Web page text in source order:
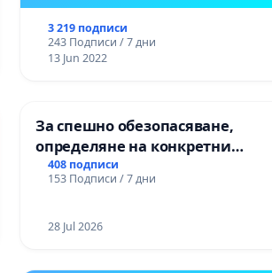
3 219 подписи
243 Подписи / 7 дни
13 Jun 2022
За спешно обезопасяване,
определяне на конкретни
срокове и извършване на
цялостна рехабилитация на
пътен възел АМ „Тракия“ - гр.
Момин проход
408 подписи
153 Подписи / 7 дни
28 Jul 2026